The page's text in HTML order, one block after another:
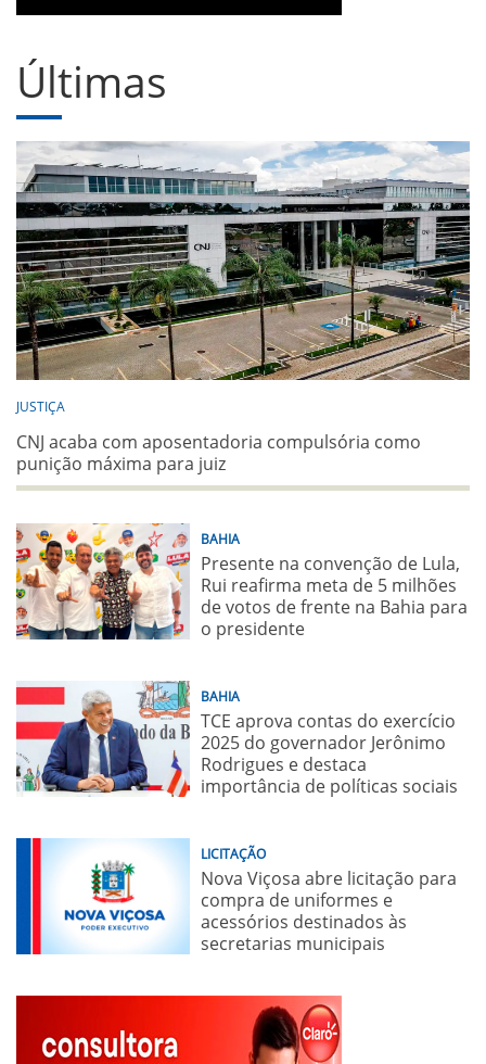
Últimas
JUSTIÇA
CNJ acaba com aposentadoria compulsória como
punição máxima para juiz
BAHIA
Presente na convenção de Lula,
Rui reafirma meta de 5 milhões
de votos de frente na Bahia para
o presidente
BAHIA
TCE aprova contas do exercício
2025 do governador Jerônimo
Rodrigues e destaca
importância de políticas sociais
LICITAÇÃO
Nova Viçosa abre licitação para
compra de uniformes e
acessórios destinados às
secretarias municipais